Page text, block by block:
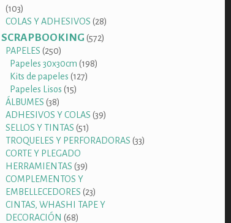
103103
productos
COLAS Y ADHESIVOS 2828
productos
SCRAPBOOKING 572572
PAPELES 250250
productos
Papeles 30x30cm 198198
Kits de papeles 127127
Papeles Lisos 1515
ÁLBUMES 3838
productos
ADHESIVOS Y COLAS 3939
SELLOS Y TINTAS 5151
productos
TROQUELES Y PERFORADORAS 3333
CORTE Y PLEGADO
HERRAMIENTAS 3939
COMPLEMENTOS Y
EMBELLECEDORES 2323
productos
CINTAS, WHASHI TAPE Y
DECORACIÓN 6868